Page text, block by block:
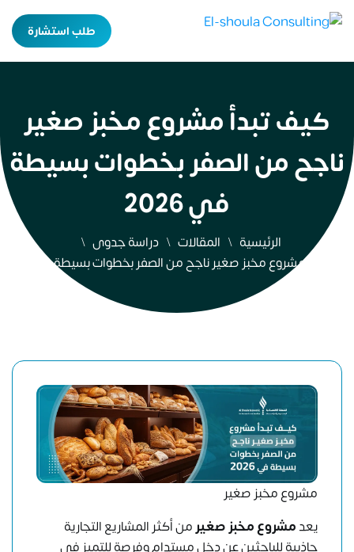
طلب استشارة
كيف تبدأ مشروع مخبز صغير
ناجح من الصفر بخطوات بسيطة
في 2026
الرئيسية المقالات
دراسة جدوى
كيف تبدأ مشروع مخبز صغير ناجح من الصفر بخطوات بسيطة في 2026
مشروع مخبز صغير
يعدمشروع مخبز صغيرمن أكثر المشاريع التجارية
جاذبية للباحثين عن دخل مستدام وفرصة للتميز في